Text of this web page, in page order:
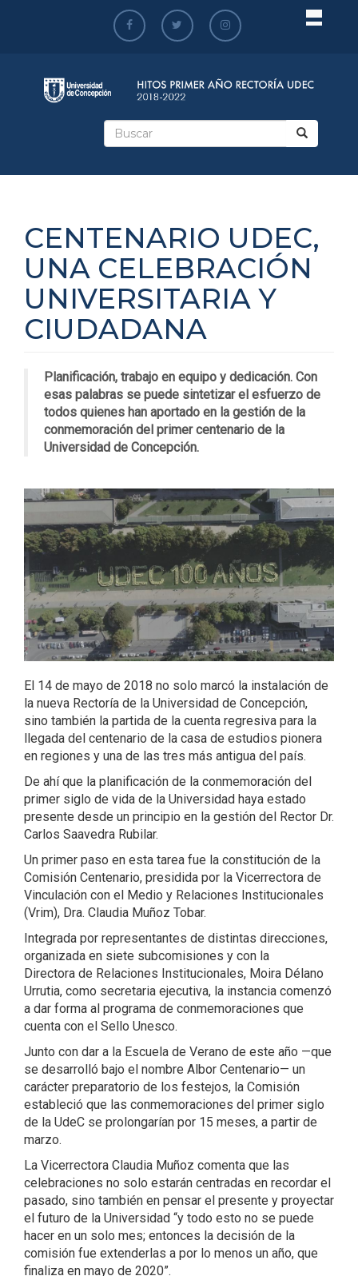
Formulario
CENTENARIO UDEC,
UNA CELEBRACIÓN
UNIVERSITARIA Y
CIUDADANA
Planificación, trabajo en equipo y dedicación. Con
esas palabras se puede sintetizar el esfuerzo de
todos quienes han aportado en la gestión de la
conmemoración del primer centenario de la
Universidad de Concepción.
El 14 de mayo de 2018 no solo marcó la instalación de
la nueva Rectoría de la Universidad de Concepción,
sino también la partida de la cuenta regresiva para la
llegada del centenario de la casa de estudios pionera
en regiones y una de las tres más antigua del país.
De ahí que la planificación de la conmemoración del
primer siglo de vida de la Universidad haya estado
presente desde un principio en la gestión del Rector Dr.
Carlos Saavedra Rubilar.
Un primer paso en esta tarea fue la constitución de la
Comisión Centenario, presidida por la Vicerrectora de
Vinculación con el Medio y Relaciones Institucionales
(Vrim), Dra. Claudia Muñoz Tobar.
Integrada por representantes de distintas direcciones,
organizada en siete subcomisiones y con la
Directora de Relaciones Institucionales, Moira Délano
Urrutia, como secretaria ejecutiva, la instancia comenzó
a dar forma al programa de conmemoraciones que
cuenta con el Sello Unesco.
Junto con dar a la Escuela de Verano de este año —que
se desarrolló bajo el nombre Albor Centenario— un
carácter preparatorio de los festejos, la Comisión
estableció que las conmemoraciones del primer siglo
de la UdeC se prolongarían por 15 meses, a partir de
marzo.
La Vicerrectora Claudia Muñoz comenta que las
celebraciones no solo estarán centradas en recordar el
pasado, sino también en pensar el presente y proyectar
el futuro de la Universidad “y todo esto no se puede
hacer en un solo mes; entonces la decisión de la
comisión fue extenderlas a por lo menos un año, que
finaliza en mayo de 2020”.